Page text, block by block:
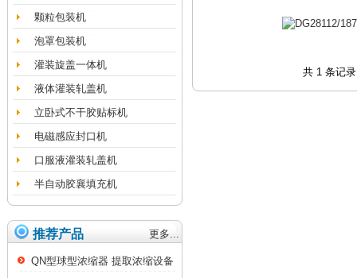
颗粒包装机
泡罩包装机
灌装旋盖一体机
液体灌装轧盖机
立卧式不干胶贴标机
电磁感应封口机
口服液灌装轧盖机
半自动胶襄填充机
推荐产品 更多...
QN型球型浓缩器 提取浓缩设备
共 1 条记